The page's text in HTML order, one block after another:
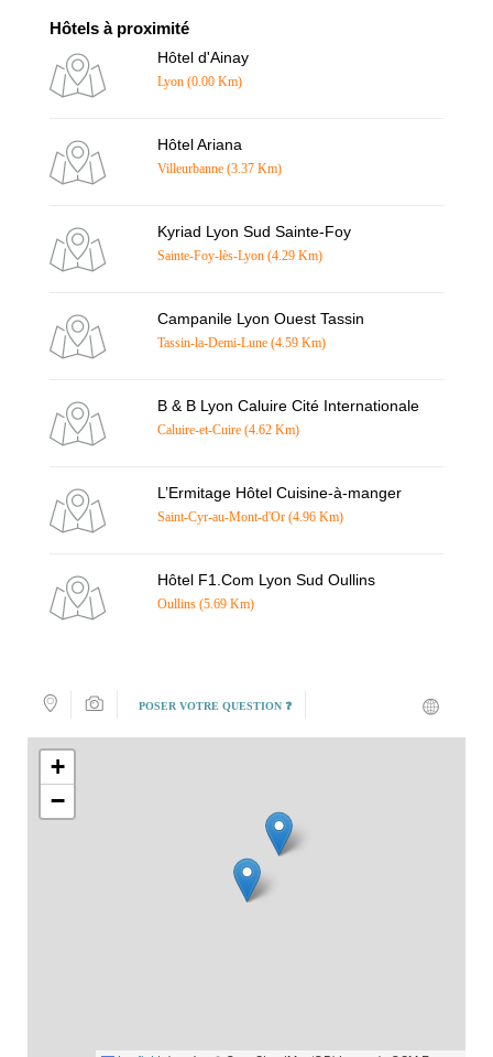
Hôtels à proximité
Hôtel d'Ainay
Lyon (0.00 Km)
Hôtel Ariana
Villeurbanne (3.37 Km)
Kyriad Lyon Sud Sainte-Foy
Sainte-Foy-lès-Lyon (4.29 Km)
Campanile Lyon Ouest Tassin
Tassin-la-Demi-Lune (4.59 Km)
B & B Lyon Caluire Cité Internationale
Caluire-et-Cuire (4.62 Km)
L’Ermitage Hôtel Cuisine-à-manger
Saint-Cyr-au-Mont-d'Or (4.96 Km)
Hôtel F1.Com Lyon Sud Oullins
Oullins (5.69 Km)
POSER VOTRE QUESTION ❓
+
−